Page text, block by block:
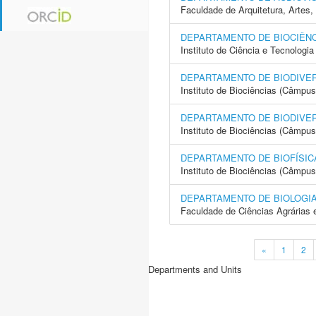
Faculdade de Arquitetura,
DEPARTAMENTO DE
Instituto de Ciência e
DEPARTAMENTO DE
Instituto de Biociências
DEPARTAMENTO DE
Instituto de Biociências
DEPARTAMENTO DE
Instituto de Biociências
DEPARTAMENTO DE
Faculdade de Ciências Agrárias
« 1 2
Departments and Units